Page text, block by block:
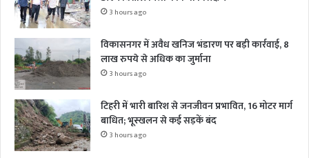
3 hours ago
विकासनगर में अवैध खनिज भंडारण पर बड़ी कार्रवाई, 8
लाख रुपये से अधिक का जुर्माना
3 hours ago
टिहरी में भारी बारिश से जनजीवन प्रभावित, 16 मोटर मार्ग
बाधित; भूस्खलन से कई सड़कें बंद
3 hours ago